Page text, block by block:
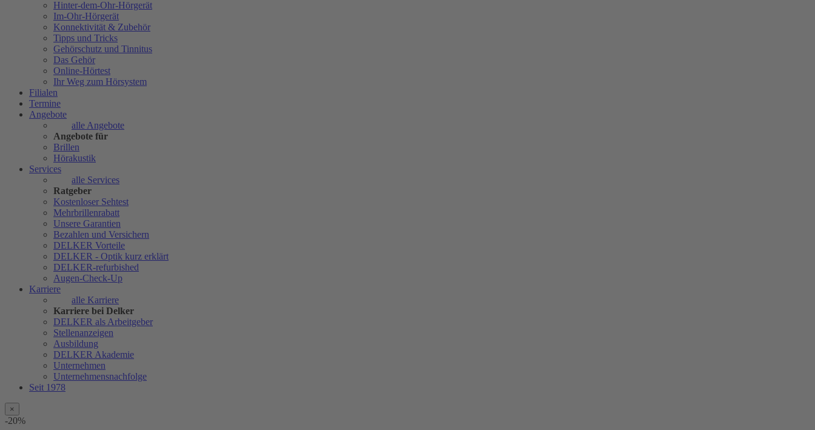
Hinter-dem-Ohr-Hörgerät
Im-Ohr-Hörgerät
Konnektivität & Zubehör
Tipps und Tricks
Gehörschutz und Tinnitus
Das Gehör
Online-Hörtest
Ihr Weg zum Hörsystem
Filialen
Termine
Angebote
alle Angebote
Angebote für
Brillen
Hörakustik
Services
alle Services
Ratgeber
Kostenloser Sehtest
Mehrbrillenrabatt
Unsere Garantien
Bezahlen und Versichern
DELKER Vorteile
DELKER - Optik kurz erklärt
DELKER-refurbished
Augen-Check-Up
Karriere
alle Karriere
Karriere bei Delker
DELKER als Arbeitgeber
Stellenanzeigen
Ausbildung
DELKER Akademie
Unternehmen
Unternehmensnachfolge
Seit 1978
×
-20%